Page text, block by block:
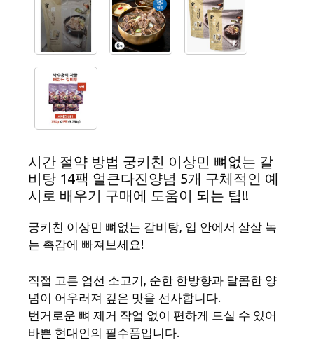
시간 절약 방법 궁키친 이상민 뼈없는 갈
비탕 14팩 얼큰다진양념 5개 구체적인 예
시로 배우기 구매에 도움이 되는 팁!!
궁키친 이상민 뼈없는 갈비탕, 입 안에서 살살 녹
는 촉감에 빠져보세요!
직접 고른 엄선 소고기, 순한 한방향과 달콤한 양
념이 어우러져 깊은 맛을 선사합니다.
번거로운 뼈 제거 작업 없이 편하게 드실 수 있어
바쁜 현대인의 필수품입니다.